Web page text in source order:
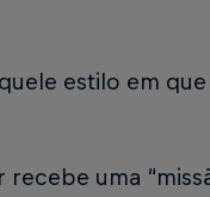
estilo em
uma